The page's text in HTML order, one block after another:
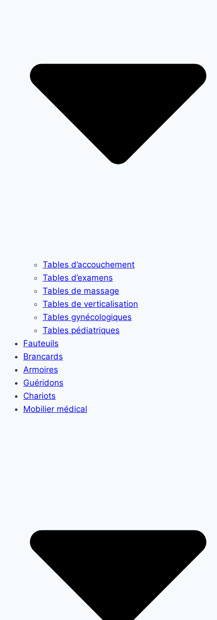
Tables d’accouchement
Tables d’examens
Tables de massage
Tables de verticalisation
Tables gynécologiques
Tables pédiatriques
Fauteuils
Brancards
Armoires
Guéridons
Chariots
Mobilier médical